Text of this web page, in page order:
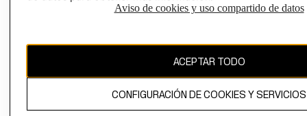
El contenido de esta página web está protegido por copyright y es
Aviso de cookies y uso compartido de datos
ACEPTAR TODO
CONFIGURACIÓN DE COOKIES Y SERVICIOS